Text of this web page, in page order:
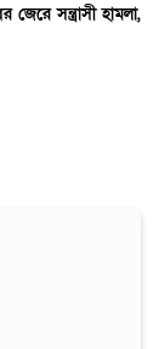
জেরে সন্ত্রাসী হামলা,